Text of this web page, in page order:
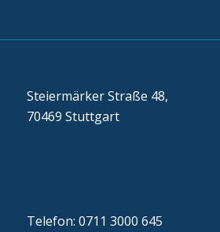
Steiermärker Straße 48,
70469 Stuttgart
Telefon: 0711 3000 645